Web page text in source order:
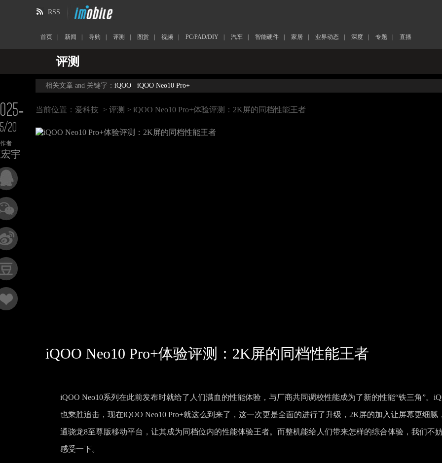
RSS
首页 新闻 导购 评测 图赏 视频 PC/PAD/DIY 汽车 智能硬件 家居 业界动态 深度 专题 直播
评测
20
作者
宇
相关文章 and 关键字： iQOO iQOO Neo10 Pro+
当前位置： 爱科技 > 评测 > iQOO Neo10 Pro+体验评测：2K屏的同档性能王者
iQOO Neo10 Pro+体验评测：2K屏的同档性能王者
iQOO Neo10系列在此前发布时就给了人们满血的性能体验，与厂商共同调校性能成为了新的性能“铁三角”。
也乘胜追击，现在iQOO Neo10 Pro+就这么到来了，这一次更是全面的进行了升级，2K屏的加入让屏幕更细腻
通骁龙8至尊版移动平台，让其成为同档位内的性能体验王者。而整机能给人们带来怎样的综合体验，我们不
感受一下。